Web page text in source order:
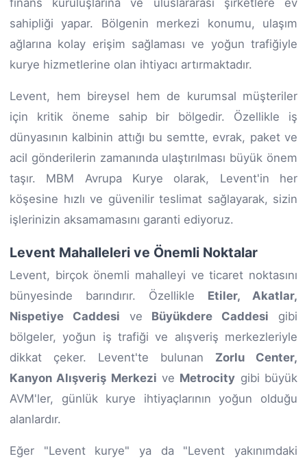
sahipliği yapar. Bölgenin merkezi konumu, ulaşım
ağlarına kolay erişim sağlaması ve yoğun trafiğiyle
kurye hizmetlerine olan ihtiyacı artırmaktadır.
Levent, hem bireysel hem de kurumsal müşteriler
için kritik öneme sahip bir bölgedir. Özellikle iş
dünyasının kalbinin attığı bu semtte, evrak, paket ve
acil gönderilerin zamanında ulaştırılması büyük önem
taşır. MBM Avrupa Kurye olarak, Levent'in her
köşesine hızlı ve güvenilir teslimat sağlayarak, sizin
işlerinizin aksamamasını garanti ediyoruz.
Levent Mahalleleri ve Önemli Noktalar
Levent, birçok önemli mahalleyi ve ticaret noktasını
bünyesinde barındırır. Özellikle Etiler, Akatlar,
Nispetiye Caddesi ve Büyükdere Caddesi gibi
bölgeler, yoğun iş trafiği ve alışveriş merkezleriyle
dikkat çeker. Levent'te bulunan Zorlu Center,
Kanyon Alışveriş Merkezi ve Metrocity gibi büyük
AVM'ler, günlük kurye ihtiyaçlarının yoğun olduğu
alanlardır.
Eğer "Levent kurye" ya da "Levent yakınımdaki